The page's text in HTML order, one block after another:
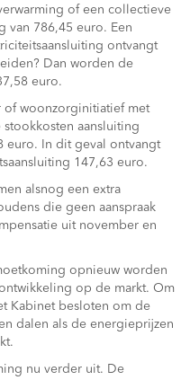
of een collectieve
van 786,45 euro. Een
ontvangt
Dan worden de
euro.
of woonzorginitiatief met
aansluiting
euro. In dit geval ontvangt
147,63 euro.
alsnog een extra
die geen aanspraak
uit november en
opnieuw worden
op de markt. Om
Kabinet besloten om de
dalen als de energieprijzen
nu verder uit. De